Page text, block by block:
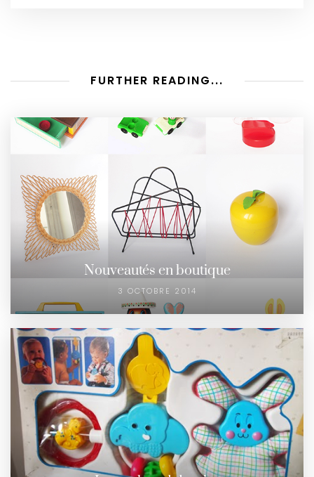
FURTHER READING...
Nouveautés en boutique
3 OCTOBRE 2014